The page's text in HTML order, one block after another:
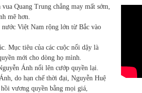
Quang Trung chẳng may mất sớm,
mẽ hơn.
Việt Nam rộng lớn từ Bắc vào
Mục tiêu của các cuộc nổi dậy là
mới cho dòng họ mình.
Ánh nổi lên cướp quyền lại.
do hạn chế thời đại, Nguyễn Huệ
vương quyền bằng mọi giá,